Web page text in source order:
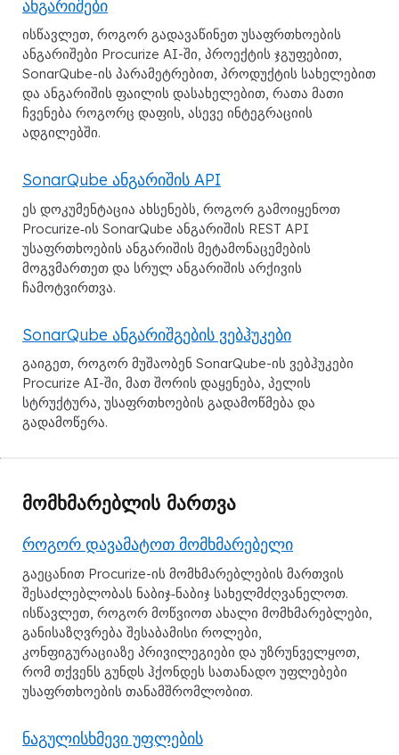
ანგარიშები
ისწავლეთ, როგორ გადავაწინეთ უსაფრთხოების
ანგარიშები Procurize AI-ში, პროექტის ჯგუფებით,
SonarQube-ის პარამეტრებით, პროდუქტის სახელებით
და ანგარიშის ფაილის დასახელებით, რათა მათი
ჩვენება როგორც დაფის, ასევე ინტეგრაციის
ადგილებში.
SonarQube ანგარიშის API
ეს დოკუმენტაცია ახსენებს, როგორ გამოიყენოთ
Procurize‑ის SonarQube ანგარიშის REST API
უსაფრთხოების ანგარიშის მეტამონაცემების
მოგვმართეთ და სრულ ანგარიშის არქივის
ჩამოტვირთვა.
SonarQube ანგარიშგების ვებჰუკები
გაიგეთ, როგორ მუშაობენ SonarQube-ის ვებჰუკები
Procurize AI-ში, მათ შორის დაყენება, პელის
სტრუქტურა, უსაფრთხოების გადამოწმება და
გადამოწერა.
მომხმარებლის მართვა
როგორ დავამატოთ მომხმარებელი
გაეცანით Procurize-ის მომხმარებლების მართვის
შესაძლებლობას ნაბიჯ‑ნაბიჯ სახელმძღვანელოთ.
ისწავლეთ, როგორ მოწვიოთ ახალი მომხმარებლები,
განისაზღვრება შესაბამისი როლები,
კონფიგურაციაზე პრივილეგიები და უზრუნველყოთ,
რომ თქვენს გუნდს ჰქონდეს სათანადო უფლებები
უსაფრთხოების თანამშრომლობით.
ნაგულისხმევი უფლების